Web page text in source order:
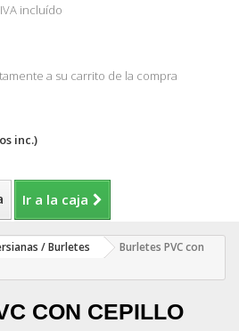
incluído
a su carrito de la compra
inc.)
Ir a la caja
/ Burletes
Burletes PVC con
CON CEPILLO